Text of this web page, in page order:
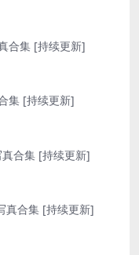
合集 [持续更新]
集 [持续更新]
真合集 [持续更新]
真合集 [持续更新]